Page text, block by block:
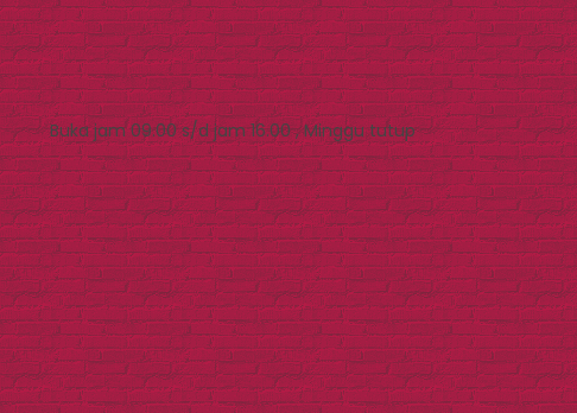
Buka jam 09.00 s/d jam 16.00 , Minggu tutup